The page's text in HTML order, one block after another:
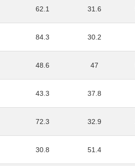
62.1 31.6
84.3 30.2
48.6 47
43.3 37.8
72.3 32.9
30.8 51.4